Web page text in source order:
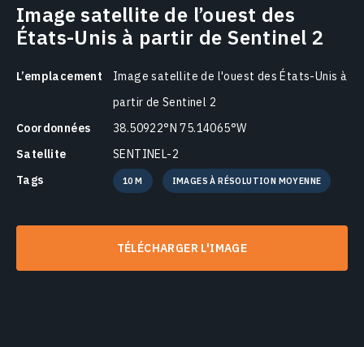
Image satellite de l’ouest des
États-Unis à partir de Sentinel 2
L’emplacement
Image satellite de l'ouest des États-Unis à
partir de Sentinel 2
Coordonnées
38.50922°N 75.14065°W
Satellite
SENTINEL-2
Tags
10 M IMAGES À RÉSOLUTION MOYENNE
TÉLÉCHARGER L'IMAGE